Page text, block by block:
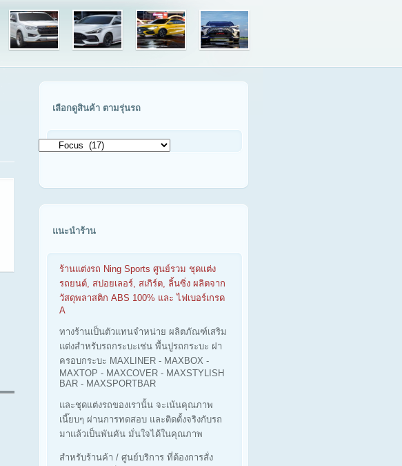
เลือกดูสินค้า ตามรุ่นรถ
รถ
แนะนำร้าน
ร้านแต่งรถ Ning Sports ศูนย์รวม ชุดแต่ง
รถยนต์, สปอยเลอร์, สเกิร์ต, ลิ้นซิ่ง ผลิตจาก
วัสดุพลาสติก ABS 100% และ ไฟเบอร์เกรด
A
ทางร้านเป็นตัวแทนจำหน่าย ผลิตภัณฑ์เสริม
แต่งสำหรับรถกระบะเช่น พื้นปูรถกระบะ ฝา
ครอบกระบะ MAXLINER - MAXBOX -
MAXTOP - MAXCOVER - MAXSTYLISH
BAR - MAXSPORTBAR
และชุดแต่งรถของเรานั้น จะเน้นคุณภาพ
เนี๊ยบๆ ผ่านการทดสอบ และติดตั้งจริงกับรถ
มาแล้วเป็นพันคัน มั่นใจได้ในคุณภาพ
สำหรับร้านค้า / ศูนย์บริการ ที่ต้องการสั่ง